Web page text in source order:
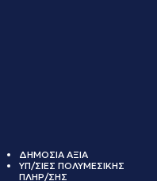
ΔΗΜΟΣΙΑ ΑΞΙΑ
ΥΠ/ΣΙΕΣ ΠΟΛΥΜΕΣΙΚΗΣ
ΠΛΗΡ/ΣΗΣ